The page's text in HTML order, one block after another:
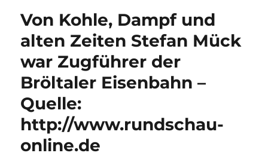
der
Selfkantbahn
unterwegs,
aus
Aachener
Zeitung
Von Kohle, Dampf und
alten Zeiten Stefan Mück
war Zugführer der
Bröltaler Eisenbahn –
Quelle:
http://www.rundschau-
online.de